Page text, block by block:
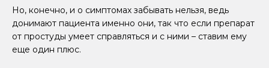
Но, конечно, и о симптомах забывать нельзя, ведь
донимают пациента именно они, так что если препарат
от простуды умеет справляться и с ними – ставим ему
еще один плюс.